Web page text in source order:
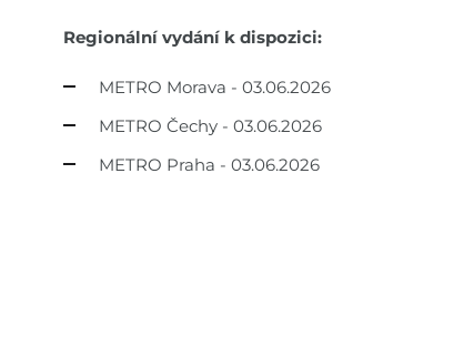
Regionální vydání k dispozici:
METRO Morava - 03.06.2026
METRO Čechy - 03.06.2026
METRO Praha - 03.06.2026